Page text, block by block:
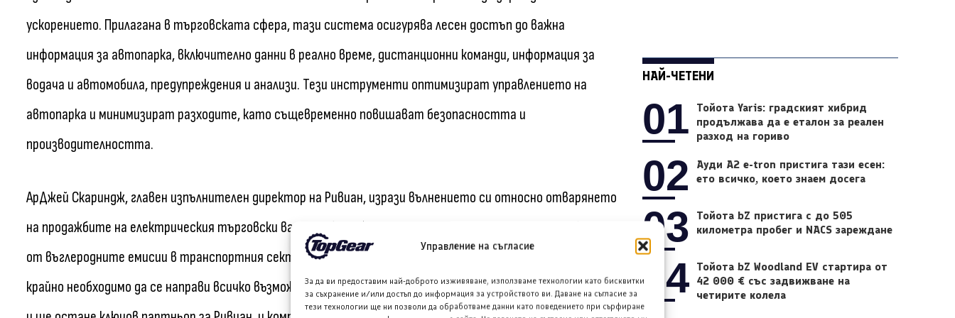
Управление на съгласие
За да ви предоставим най-доброто изживяване, използваме технологии като бисквитки
за съхранение и/или достъп до информация за устройството ви. Даване на съгласие за
тези технологии ще ни позволи да обработваме данни като поведението при сърфиране
ускорението. Прилагана в търговската сфера, тази система осигурява лесен достъп до важна
информация за автопарка, включително данни в реално време, дистанционни команди, информация за
водача и автомобила, предупреждения и анализи. Тези инструменти оптимизират управлението на
автопарка и минимизират разходите, като същевременно повишават безопасността и
производителността.
АрДжей Скариндж, главен изпълнителен директор на Ривиан, изрази вълнението си относно отварянето
на продажбите на електрическия търговски ван за повече бизнеси. Той посочи, че около една четвърт
от въглеродните емисии в транспортния сектор на САЩ идват от търговски автомобили, затова е
крайно необходимо да се направи всичко възможно за тяхното намаляване. Скариндж добави, че Амазон е
НАЙ-ЧЕТЕНИ
01
Тойота Yaris: градският хибрид
продължава да е еталон за реален
разход на гориво
02
Ауди A2 e-tron пристига тази есен:
ето всичко, което знаем досега
03
Тойота bZ пристига с до 505
километра пробег и NACS зареждане
04 Тойота bZ Woodland EV стартира от
42 000 € със задвижване на
четирите колела